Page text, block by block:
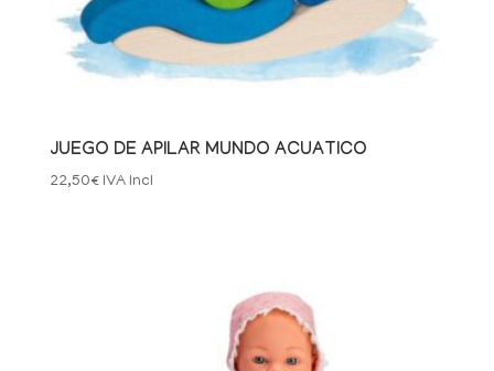
JUEGO DE APILAR MUNDO ACUATICO
22,50€ IVA Incl